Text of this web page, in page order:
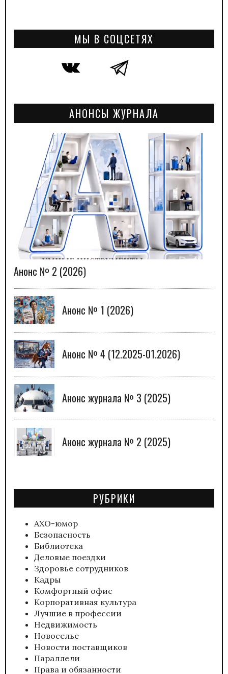
МЫ В СОЦСЕТЯХ
АНОНСЫ ЖУРНАЛА
Анонс № 2 (2026)
Анонс № 1 (2026)
Анонс № 4 (12.2025-01.2026)
Анонс журнала № 3 (2025)
Анонс журнала № 2 (2025)
РУБРИКИ
АХО-юмор
Безопасность
Библиотека
Деловые поездки
Здоровье сотрудников
Кадры
Комфортный офис
Корпоративная культура
Лучшие в профессии
Недвижимость
Новоселье
Новости поставщиков
Параллели
Права и обязанности